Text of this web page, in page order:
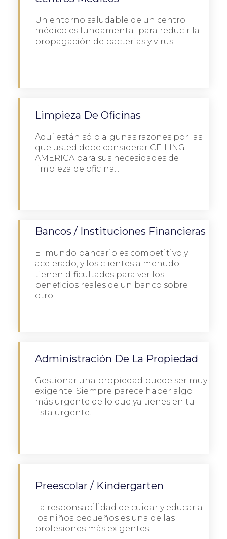
Un entorno saludable de un centro
médico es fundamental para reducir la
propagación de bacterias y virus.
Limpieza De Oficinas
Aquí están sólo algunas razones por las
que usted debe considerar CEILING
AMERICA para sus necesidades de
limpieza de oficina...
Bancos / Instituciones Financieras
El mundo bancario es competitivo y
acelerado, y los clientes a menudo
tienen dificultades para ver los
beneficios reales de un banco sobre
otro.
Administración De La Propiedad
Gestionar una propiedad puede ser muy
exigente. Siempre parece haber algo
más urgente de lo que ya tienes en tu
lista urgente.
Preescolar / Kindergarten
La responsabilidad de cuidar y educar a
los niños pequeños es una de las
profesiones más exigentes.